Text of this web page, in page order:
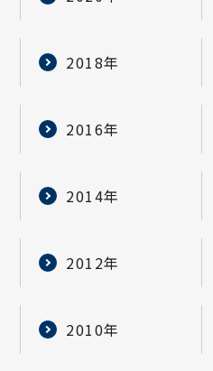
2018年
2016年
2014年
2012年
2010年